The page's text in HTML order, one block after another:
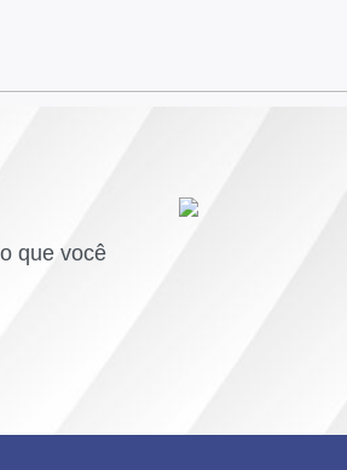
que você